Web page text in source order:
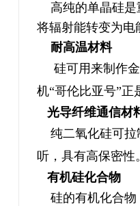
高纯的单晶硅
将辐射能转变为电
耐高温材料
硅可用来制作
机“哥伦比亚号”正
光导纤维通信材
纯二氧化硅可
听，具有高保密性
有机硅化合物
硅的有机化合